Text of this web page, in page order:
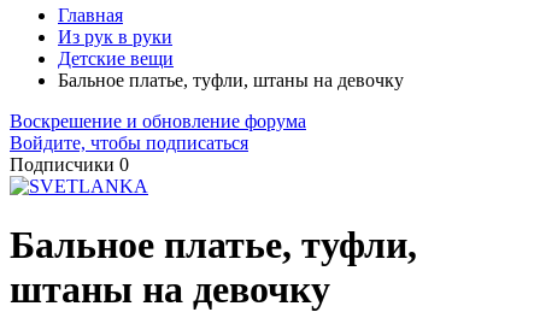
Главная
Из рук в руки
Детские вещи
Бальное платье, туфли, штаны на девочку
Воскрешение и обновление форума
Войдите, чтобы подписаться
Подписчики 0
Бальное платье, туфли,
штаны на девочку